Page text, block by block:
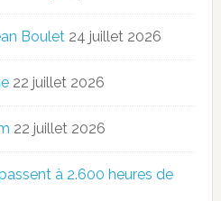
Boulet 24 juillet 2026
22 juillet 2026
22 juillet 2026
à 2.600 heures de